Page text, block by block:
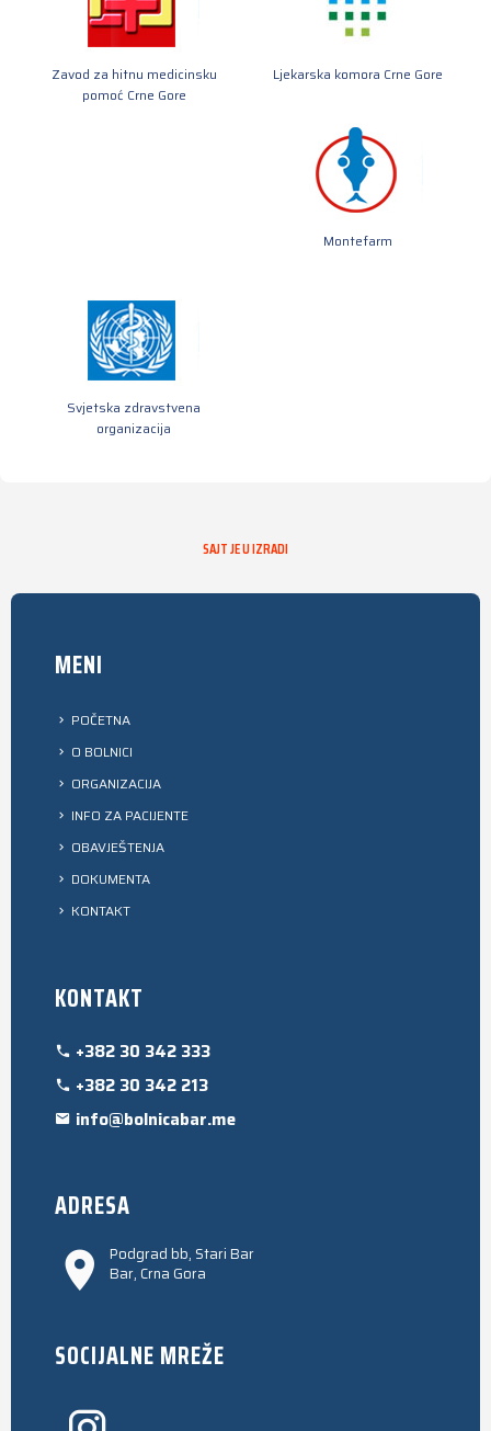
Zavod za hitnu medicinsku
pomoć Crne Gore
Ljekarska komora Crne Gore
Montefarm
Svjetska zdravstvena
organizacija
SAJT JE U IZRADI
MENI
POČETNA
O BOLNICI
ORGANIZACIJA
INFO ZA PACIJENTE
OBAVJEŠTENJA
DOKUMENTA
KONTAKT
KONTAKT
+382 30 342 333
+382 30 342 213
info@bolnicabar.me
ADRESA
Podgrad bb, Stari Bar
Bar, Crna Gora
SOCIJALNE MREŽE